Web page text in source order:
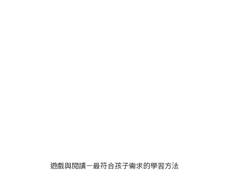
遊戲與閱讀－最符合孩子需求的學習方法